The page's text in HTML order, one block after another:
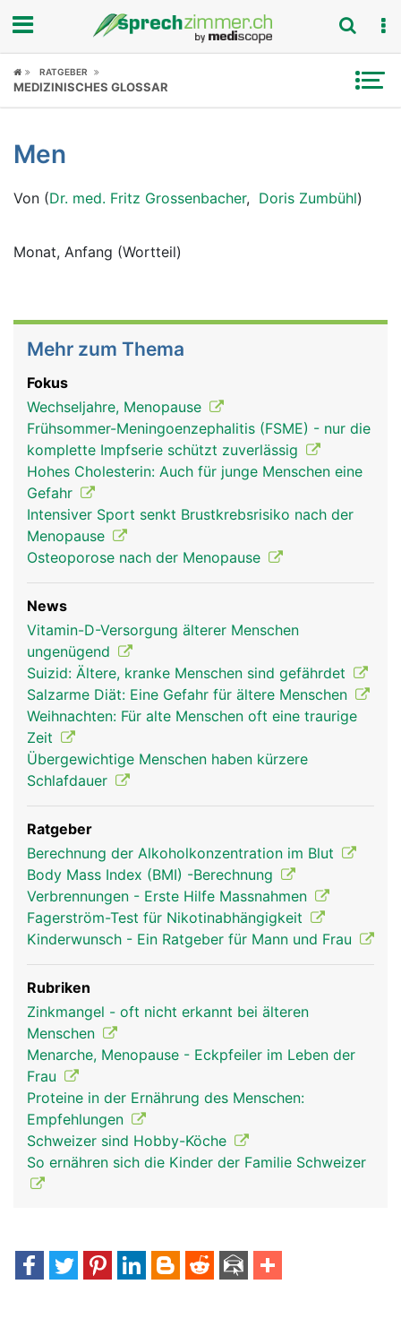
Fokus
Symptome
Untersuchungen
News
RATGEBER
MEDIZINISCHES GLOSSAR
Men
Von (Dr. med. Fritz Grossenbacher, Doris Zumbühl)
Monat, Anfang (Wortteil)
Mehr zum Thema
Fokus
Wechseljahre, Menopause
Frühsommer-Meningoenzephalitis (FSME) - nur die
komplette Impfserie schützt zuverlässig
Hohes Cholesterin: Auch für junge Menschen eine
Gefahr
Intensiver Sport senkt Brustkrebsrisiko nach der
Menopause
Osteoporose nach der Menopause
News
Vitamin-D-Versorgung älterer Menschen
ungenügend
Suizid: Ältere, kranke Menschen sind gefährdet
Salzarme Diät: Eine Gefahr für ältere Menschen
Weihnachten: Für alte Menschen oft eine traurige
Zeit
Übergewichtige Menschen haben kürzere
Schlafdauer
Ratgeber
Berechnung der Alkoholkonzentration im Blut
Body Mass Index (BMI) -Berechnung
Verbrennungen - Erste Hilfe Massnahmen
Fagerström-Test für Nikotinabhängigkeit
Kinderwunsch - Ein Ratgeber für Mann und Frau
Rubriken
Zinkmangel - oft nicht erkannt bei älteren
Menschen
Menarche, Menopause - Eckpfeiler im Leben der
Frau
Proteine in der Ernährung des Menschen:
Empfehlungen
Schweizer sind Hobby-Köche
So ernähren sich die Kinder der Familie Schweizer